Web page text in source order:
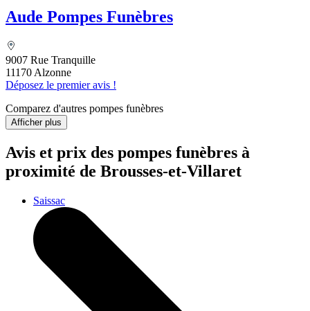
Aude Pompes Funèbres
9007 Rue Tranquille
11170 Alzonne
Déposez le premier avis !
Comparez d'autres pompes funèbres
Afficher plus
Avis et prix des pompes funèbres à
proximité de Brousses-et-Villaret
Saissac